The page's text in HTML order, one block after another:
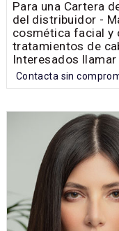
Para una Cartera
del distribuidor -
cosmética facial y
tratamientos de
Interesados
Contacta sin